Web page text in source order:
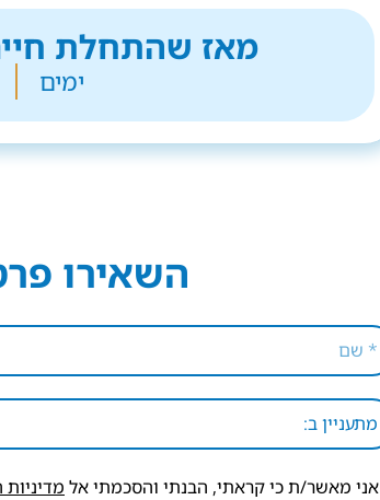
מאז שהתחלת
ימים
השאירו
אני מאשר/ת כי קראתי, הבנתי והסכמתי אל